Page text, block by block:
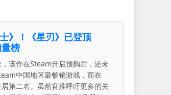
》！《星刃》已登顶
榜
该作在Steam开启预购后，还未
中国地区最畅销游戏，而在
第二名。虽然官推呼吁更多的关